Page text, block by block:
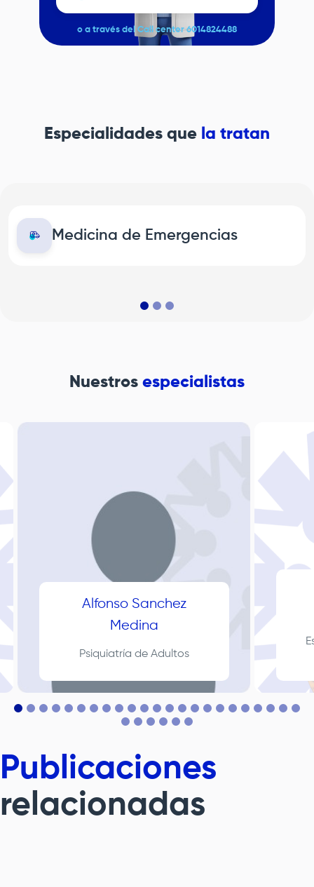
o a través del Call center 6014824488
Especialidades que la tratan
Medicina de Emergencias
Nuestros especialistas
Alfonso Sanchez
Medina
Psiquiatría de Adultos
Publicaciones
relacionadas